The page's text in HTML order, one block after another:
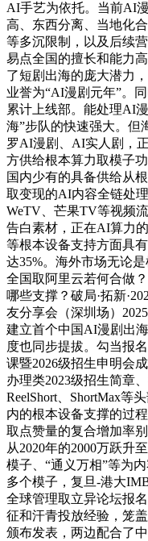
AI手艺为依托。当前AI
高、东西分离、当地化
等多沉限制，以及后续
易点全国的擅长和能力
了短剧出海的庞大潜力
业誉为“AI漫剧元年”。
累计上线部。能处理AI
海”步队的快速强大。但
罗AI漫剧、AI实人剧，
方供给根本算力取模子
国内少有的具备供给从
取变现的AI内容全链处
WeTV、芒果TV等视频
告白素材，正在AI算力
等根本设备支持方面具
达35%。海外市场无论
全国取阿里云若何合做
哪些支撑？破局·拓新
友分享会（深圳场）
建立首个中国AI漫剧出
度也同步提拔。勾当报
课暨2026级招生申明会
办理类2023级招生简章
ReelShort、ShortMax等
内的根本设备支撑的过
取点赞量的复合增加率
从2020年的2000万跃升
模子、“通义万相”等为
多个模子，复旦-港大
全球管理取立异论坛报
征和汗青投放经验，笼
颁布发表，两边配合了